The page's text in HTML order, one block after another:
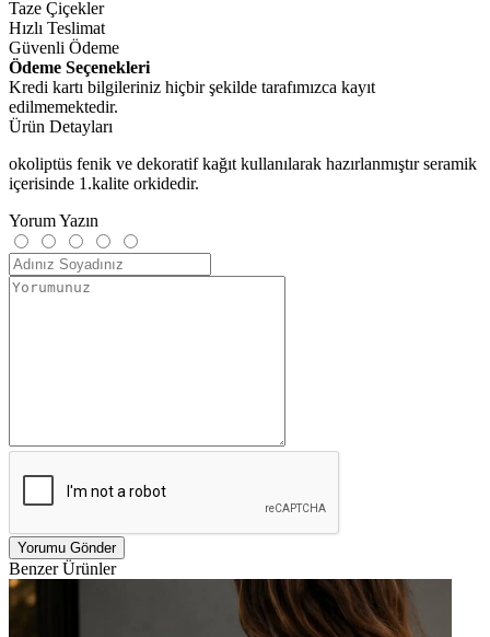
Taze Çiçekler
Hızlı Teslimat
Güvenli Ödeme
Ödeme Seçenekleri
Kredi kartı bilgileriniz hiçbir şekilde tarafımızca kayıt
edilmemektedir.
Ürün Detayları
okoliptüs fenik ve dekoratif kağıt kullanılarak hazırlanmıştır seramik
içerisinde 1.kalite orkidedir.
Yorum Yazın
Benzer Ürünler